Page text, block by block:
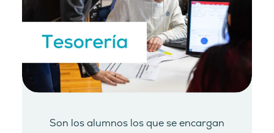
Son los alumnos los que se encargan